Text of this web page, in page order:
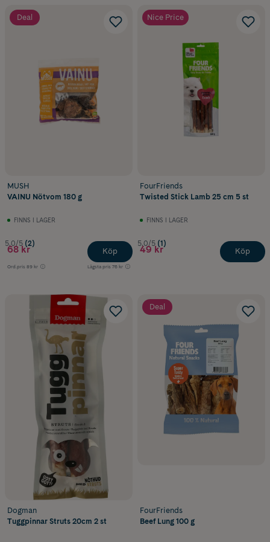
Deal
MUSH
VAINU Nötvom 180 g
FINNS I LAGER
5.0/5 (2)
68 kr
Ord.pris 89 kr Lägsta pris 76 kr
Köp
Nice Price
FourFriends
Twisted Stick Lamb 25 cm 5 st
FINNS I LAGER
5.0/5 (1)
49 kr Köp
Dogman
Tuggpinnar Struts 20cm 2 st
Deal
FourFriends
Beef Lung 100 g